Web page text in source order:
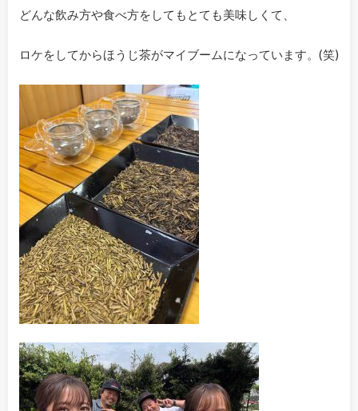
どんな飲み方や食べ方をしてもとても美味しくて、
ロケをしてからほうじ茶がマイブームになっています。(笑)